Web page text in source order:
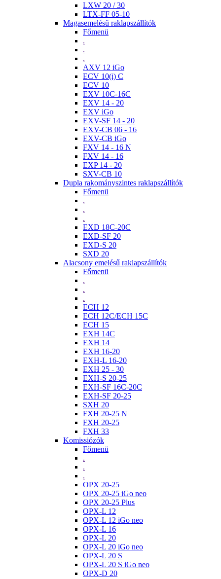
LXW 20 / 30
LTX-FF 05-10
Magasemelésű raklapszállítók
Főmenü
.
.
.
AXV 12 iGo
ECV 10(i) C
ECV 10
EXV 10C-16C
EXV 14 - 20
EXV iGo
EXV-SF 14 - 20
EXV-CB 06 - 16
EXV-CB iGo
FXV 14 - 16 N
FXV 14 - 16
EXP 14 - 20
SXV-CB 10
Dupla rakományszintes raklapszállítók
Főmenü
.
.
.
EXD 18C-20C
EXD-SF 20
EXD-S 20
SXD 20
Alacsony emelésű raklapszállítók
Főmenü
.
.
.
ECH 12
ECH 12C/ECH 15C
ECH 15
EXH 14C
EXH 14
EXH 16-20
EXH-L 16-20
EXH 25 - 30
EXH-S 20-25
EXH-SF 16C-20C
EXH-SF 20-25
SXH 20
FXH 20-25 N
FXH 20-25
FXH 33
Komissiózók
Főmenü
.
.
.
OPX 20-25
OPX 20-25 iGo neo
OPX 20-25 Plus
OPX-L 12
OPX-L 12 iGo neo
OPX-L 16
OPX-L 20
OPX-L 20 iGo neo
OPX-L 20 S
OPX-L 20 S iGo neo
OPX-D 20